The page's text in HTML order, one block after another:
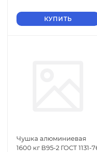
КУПИТЬ
Чушка алюминиевая
1600 кг В95-2 ГОСТ 1131-